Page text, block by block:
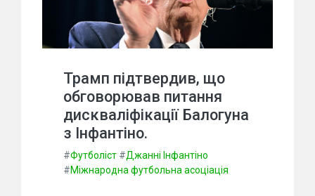
Трамп підтвердив, що
обговорював питання
дискваліфікації Балогуна
з Інфантіно.
#Футболіст #Джанні Інфантіно
#Міжнародна футбольна асоціація